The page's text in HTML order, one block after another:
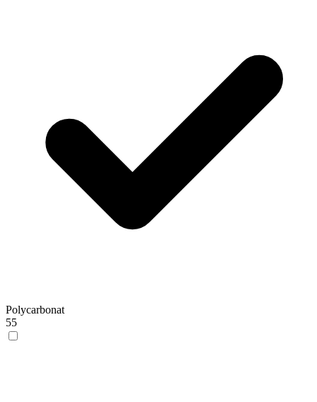
Polycarbonat
55